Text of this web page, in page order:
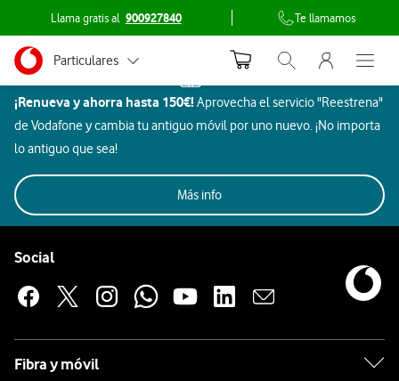
Llama gratis al 900927840 Te llamamos
Ir a la pagina principal de vodafone.es
Menu navegación Segmento
Particulares
Autónomos
Pymes
Grandes empresas
y AA.PP.
Abrir buscador.
Menu
Abre
Inicio
Dispositivos
Tablets
OPPO
Todos
Aires
Acondicionados
sonido
Hogar
Tablets
OPPO
Samsung
¡Renueva y ahorra hasta 150€! Aprovecha el servicio "Reestrena"
de Vodafone y cambia tu antiguo móvil por uno nuevo. ¡No importa
lo antiguo que sea!
Más info
Social
Fibra y móvil